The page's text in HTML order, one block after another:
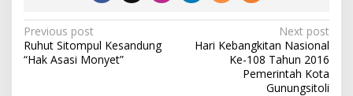
P
o
Previous post
Ruhut Sitompul Kesandung
“Hak Asasi Monyet”
Next post
Hari Kebangkitan Nasional
Ke-108 Tahun 2016
Pemerintah Kota
Gunungsitoli